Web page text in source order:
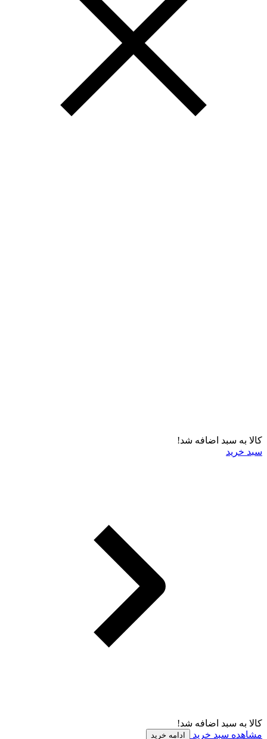
کالا به سبد اضافه شد!
سبد خرید
کالا به سبد اضافه شد!
مشاهده سبد خرید
ادامه خرید